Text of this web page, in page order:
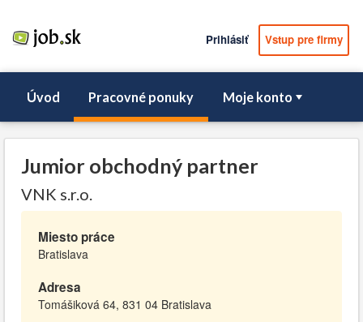
Prihlásiť Vstup pre firmy
Úvod Pracovné ponuky Moje konto
Jumior obchodný partner
VNK s.r.o.
Miesto práce
Bratislava
Adresa
Tomášiková 64, 831 04 Bratislava